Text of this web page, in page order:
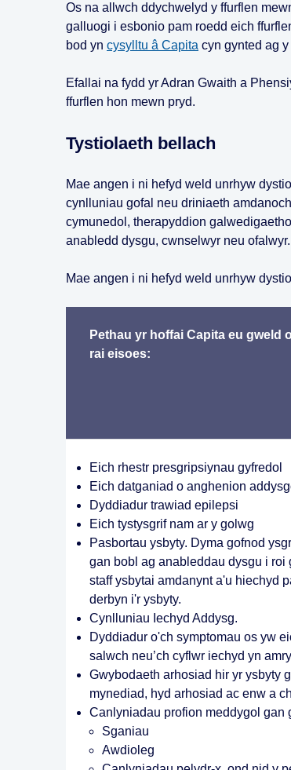
Os na allwch ddychwelyd y ffurflen
galluogi i esbonio pam roedd eich
bod yn cysylltu â Capita cyn gynted ag
Efallai na fydd yr Adran Gwaith a
ffurflen hon mewn pryd.
Tystiolaeth bellach
Mae angen i ni hefyd weld unrhyw
cynlluniau gofal neu driniaeth
cymunedol, therapyddion
anabledd dysgu, cwnselwyr neu ofalwyr.
Mae angen i ni hefyd weld unrhyw
Pethau yr hoffai Capita eu gweld
rai eisoes:
Eich rhestr presgripsiynau gyfredol
Eich datganiad o anghenion
Dyddiadur trawiad epilepsi
Eich tystysgrif nam ar y golwg
Pasbortau ysbyty. Dyma gofnod
gan bobl ag anableddau dysgu i roi
staff ysbytai amdanynt a'u hiechyd
derbyn i'r ysbyty.
Cynlluniau Iechyd Addysg.
Dyddiadur o'ch symptomau os yw
salwch neu’ch cyflwr iechyd yn
Gwybodaeth arhosiad hir yr ysbyty
mynediad, hyd arhosiad ac enw a
Canlyniadau profion meddygol gan
Sganiau
Awdioleg